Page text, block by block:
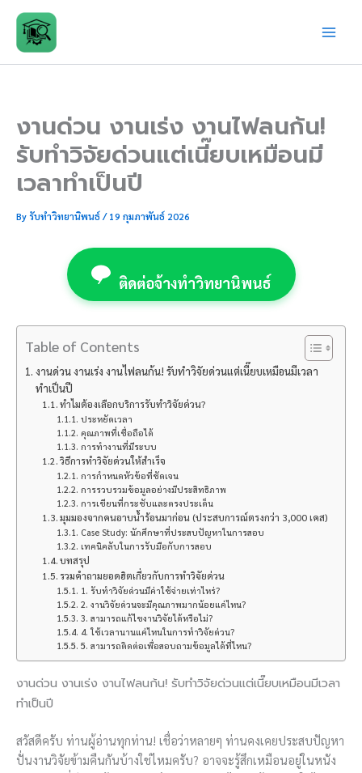
content
งานด่วน งานเร่ง งานไฟลนก้น!
รับทำวิจัยด่วนแต่เนี๊ยบเหมือนมี
เวลาทำเป็นปี
Byรับทำวิทยานิพนธ์/19 กุมภาพันธ์ 2026
ติดต่อจ้างทำวิทยานิพนธ์
Table of Contents
งานด่วน งานเร่ง งานไฟลนก้น! รับทำวิจัยด่วนแต่เนี๊ยบเหมือนมีเวลา
ทำเป็นปี
ทำไมต้องเลือกบริการรับทำวิจัยด่วน?
ประหยัดเวลา
คุณภาพที่เชื่อถือได้
การทำงานที่มีระบบ
วิธีการทำวิจัยด่วนให้สำเร็จ
การกำหนดหัวข้อที่ชัดเจน
การรวบรวมข้อมูลอย่างมีประสิทธิภาพ
การเขียนที่กระชับและตรงประเด็น
มุมมองจากคนอาบน้ำร้อนมาก่อน (ประสบการณ์ตรงกว่า 3,000 เคส)
Case Study: นักศึกษาที่ประสบปัญหาในการสอบ
เทคนิคลับในการรับมือกับการสอบ
บทสรุป
รวมคำถามยอดฮิตเกี่ยวกับการทำวิจัยด่วน
1. รับทำวิจัยด่วนมีค่าใช้จ่ายเท่าไหร่?
2. งานวิจัยด่วนจะมีคุณภาพมากน้อยแค่ไหน?
3. สามารถแก้ไขงานวิจัยได้หรือไม่?
4. ใช้เวลานานแค่ไหนในการทำวิจัยด่วน?
5. สามารถติดต่อเพื่อสอบถามข้อมูลได้ที่ไหน?
งานด่วน งานเร่ง งานไฟลนก้น! รับทำวิจัยด่วนแต่เนี๊ยบเหมือนมีเวลา
ทำเป็นปี
สวัสดีครับ ท่านผู้อ่านทุกท่าน! เชื่อว่าหลายๆ ท่านคงเคยประสบปัญหา
ปั่นงานวิจัยข้ามคืนกันบ้างใช่ไหมครับ? อาจจะรู้สึกเหมือนอยู่ในหนัง